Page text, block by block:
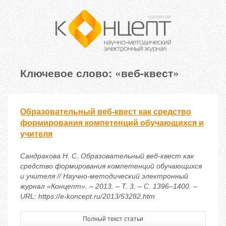
Ключевое слово: «веб-квест»
Образовательный веб-квест как средство
формирования компетенций обучающихся и
учителя
Сандракова Н. С. Образовательный веб-квест как
средство формирования компетенций обучающихся
и учителя // Научно-методический электронный
журнал «Концепт». – 2013. – Т. 3. – С. 1396–1400. –
URL: https://e-koncept.ru/2013/53282.htm
Полный текст статьи